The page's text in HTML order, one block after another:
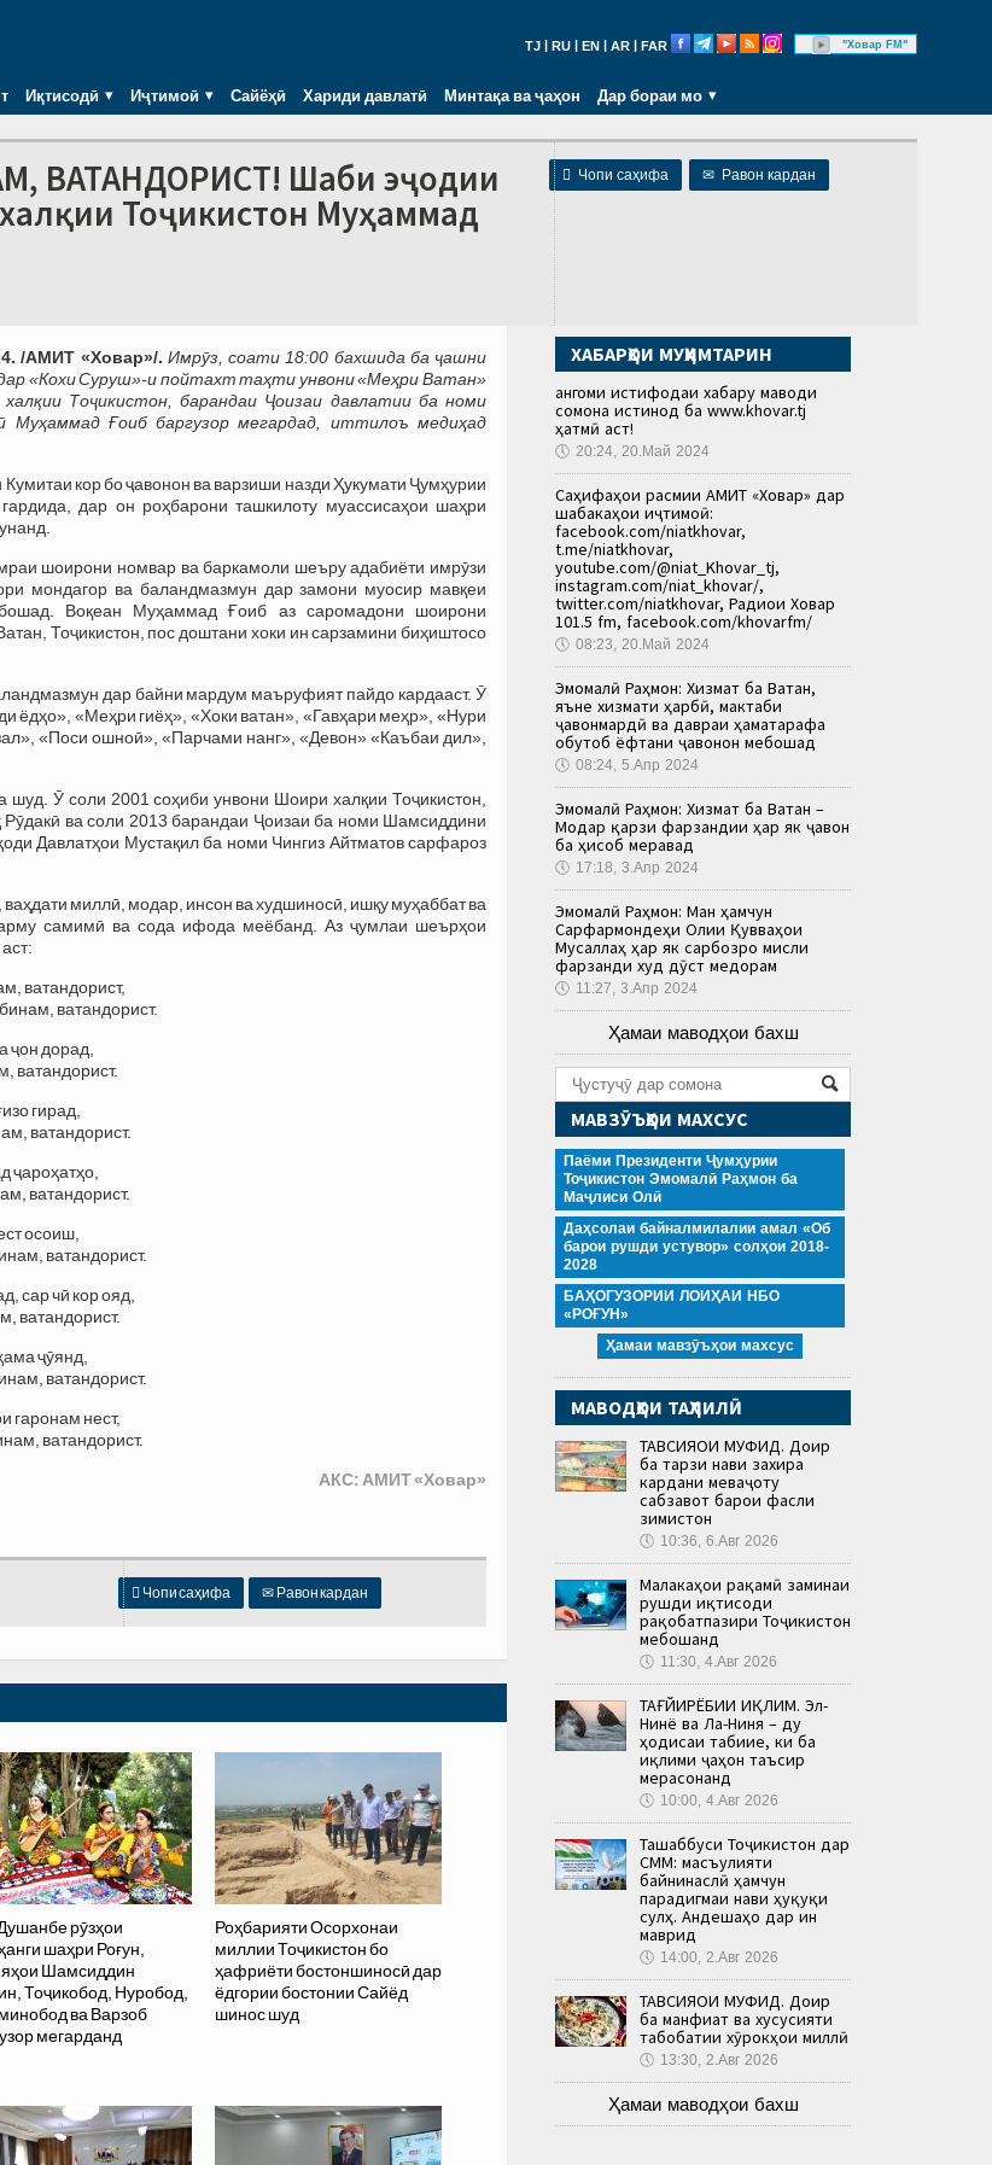
TJ RU EN AR FAR "Ховар FM"
Иқтисодӣ Иҷтимоӣ Сайёҳӣ Хариди давлатӣ Минтақа ва ҷаҳон Дар бораи мо
 Чопи саҳифа ✉ Равон кардан
ВАТАНДОРИСТ! Шаби эҷодии
Тоҷикистон Муҳаммад
/АМИТ «Ховар»/. Имрӯз, соати 18:00 бахшида ба ҷашни
«Кохи Суруш»-и пойтахт таҳти унвони «Меҳри Ватан»
Тоҷикистон, барандаи Ҷоизаи давлатии ба номи
Муҳаммад Ғоиб баргузор мегардад, иттилоъ медиҳад
кор бо ҷавонон ва варзиши назди Ҳукумати Ҷумҳурии
гардида, дар он роҳбарони ташкилоту муассисаҳои шаҳри
шоирони номвар ва баркамоли шеъру адабиёти имрӯзи
мондагор ва баландмазмун дар замони муосир мавқеи
Воқеан Муҳаммад Ғоиб аз саромадони шоирони
Тоҷикистон, пос доштани хоки ин сарзамини биҳиштосо
дар байни мардум маъруфият пайдо кардааст. Ӯ
ёдҳо», «Меҳри гиёҳ», «Хоки ватан», «Гавҳари меҳр», «Нури
«Поси ошноӣ», «Парчами нанг», «Девон» «Каъбаи дил»,
Ӯ соли 2001 соҳиби унвони Шоири халқии Тоҷикистон,
ва соли 2013 барандаи Ҷоизаи ба номи Шамсиддини
Давлатҳои Мустақил ба номи Чингиз Айтматов сарфароз
миллӣ, модар, инсон ва худшиносӣ, ишқу муҳаббат ва
самимӣ ва сода ифода меёбанд. Аз ҷумлаи шеърҳои
ватандорист,
ватандорист.
ҷон дорад,
ватандорист.
гирад,
ватандорист.
ҷароҳатҳо,
ватандорист.
осоиш,
ватандорист.
сар чӣ кор ояд,
ватандорист.
ҷӯянд,
ватандорист.
гаронам нест,
ватандорист.
АКС: АМИТ «Ховар»
 Чопи саҳифа ✉ Равон кардан
рӯзҳои
шаҳри Роғун,
Шамсиддин
Тоҷикобод, Нуробод,
ва Варзоб
мегарданд
Роҳбарияти Осорхонаи
миллии Тоҷикистон бо
ҳафриёти бостоншиносӣ дар
ёдгории бостонии Сайёд
шинос шуд
ХАБАРҲОИ МУҲИМТАРИН
Ҳангоми истифодаи хабару маводи
сомона истинод ба www.khovar.tj
ҳатмӣ аст!
🕔 20:24, 20.Май 2024
Саҳифаҳои расмии АМИТ «Ховар» дар
шабакаҳои иҷтимоӣ:
facebook.com/niatkhovar,
t.me/niatkhovar,
youtube.com/@niat_Khovar_tj,
instagram.com/niat_khovar/,
twitter.com/niatkhovar, Радиои Ховар
101.5 fm, facebook.com/khovarfm/
🕔 08:23, 20.Май 2024
Эмомалӣ Раҳмон: Хизмат ба Ватан,
яъне хизмати ҳарбӣ, мактаби
ҷавонмардӣ ва давраи ҳаматарафа
обутоб ёфтани ҷавонон мебошад
🕔 08:24, 5.Апр 2024
Эмомалӣ Раҳмон: Хизмат ба Ватан –
Модар қарзи фарзандии ҳар як ҷавон
ба ҳисоб меравад
🕔 17:18, 3.Апр 2024
Эмомалӣ Раҳмон: Ман ҳамчун
Сарфармондеҳи Олии Қувваҳои
Мусаллаҳ ҳар як сарбозро мисли
фарзанди худ дӯст медорам
🕔 11:27, 3.Апр 2024
Ҳамаи маводҳои бахш
МАВЗӮЪҲОИ МАХСУС
Паёми Президенти Ҷумҳурии
Тоҷикистон Эмомалӣ Раҳмон ба
Маҷлиси Олӣ
Даҳсолаи байналмилалии амал «Об
барои рушди устувор» солҳои 2018-
2028
БАҲОГУЗОРИИ ЛОИҲАИ НБО
«РОҒУН»
Ҳамаи мавзӯъҳои махсус
МАВОДҲОИ ТАҲЛИЛӢ
ТАВСИЯҲОИ МУФИД. Доир
ба тарзи нави захира
кардани меваҷоту
сабзавот барои фасли
зимистон
🕔 10:36, 6.Авг 2026
Малакаҳои рақамӣ заминаи
рушди иқтисоди
рақобатпазири Тоҷикистон
мебошанд
🕔 11:30, 4.Авг 2026
ТАҒЙИРЁБИИ ИҚЛИМ. Эл-
Нинё ва Ла-Ниня – ду
ҳодисаи табиие, ки ба
иқлими ҷаҳон таъсир
мерасонанд
🕔 10:00, 4.Авг 2026
Ташаббуси Тоҷикистон дар
СММ: масъулияти
байнинаслӣ ҳамчун
парадигмаи нави ҳуқуқи
сулҳ. Андешаҳо дар ин
маврид
🕔 14:00, 2.Авг 2026
ТАВСИЯҲОИ МУФИД. Доир
ба манфиат ва хусусияти
табобатии хӯрокҳои миллӣ
🕔 13:30, 2.Авг 2026
Ҳамаи маводҳои бахш